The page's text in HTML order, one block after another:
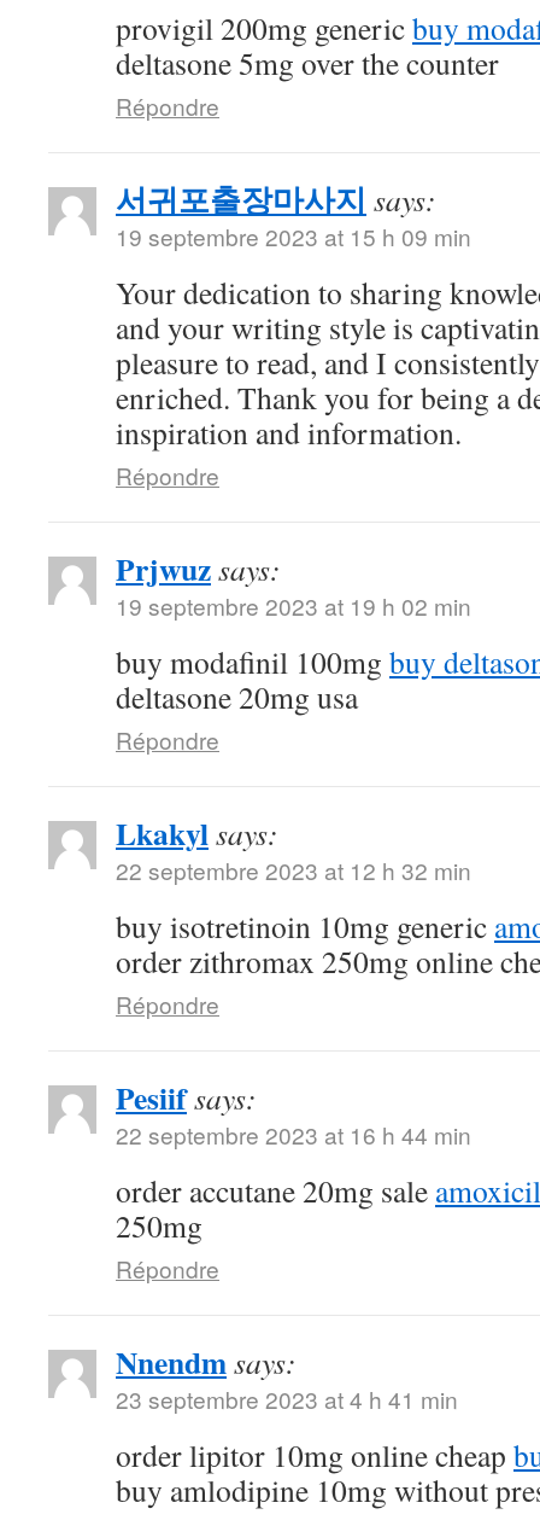
provigil 200mg genericbuy
deltasone 5mg over the counter
Répondre
서귀포출장마사지 says:
19 septembre 2023 at 15 h 09 min
Your dedication to sharing
and your writing style is
pleasure to read, and I
enriched. Thank you for being a
inspiration and information.
Répondre
Prjwuzsays:
19 septembre 2023 at 19 h 02 min
buy modafinil 100mg buy
deltasone 20mg usa
Répondre
Lkakylsays:
22 septembre 2023 at 12 h 32 min
buy isotretinoin 10mg generic
order zithromax 250mg online
Répondre
Pesiifsays:
22 septembre 2023 at 16 h 44 min
order accutane 20mg sale
250mg
Répondre
Nnendmsays:
23 septembre 2023 at 4 h 41 min
order lipitor 10mg online cheap
buy amlodipine 10mg without